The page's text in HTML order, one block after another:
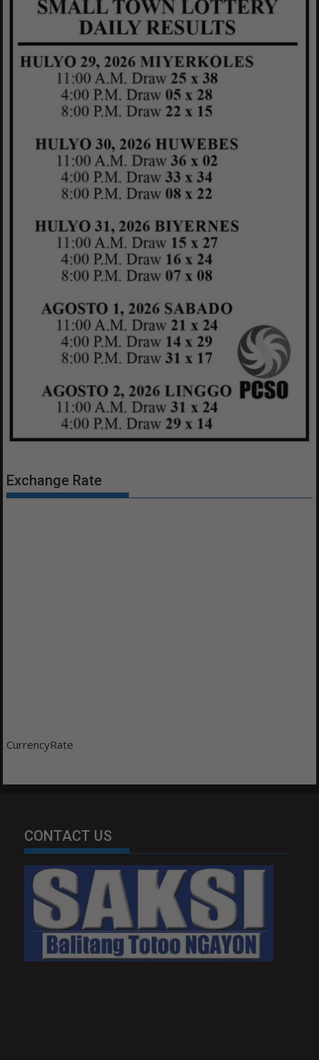
Exchange Rate
CurrencyRate
CONTACT US